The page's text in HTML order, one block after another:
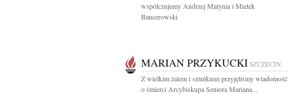
współczujemy Andrzej Matynia i Mietek
Bancerowski
MARIAN PRZYKUCKI SZCZECIN
Z wielkim żalem i smutkiem przyjęliśmy wiadomość
o śmierci Arcybiskupa Seniora Mariana...